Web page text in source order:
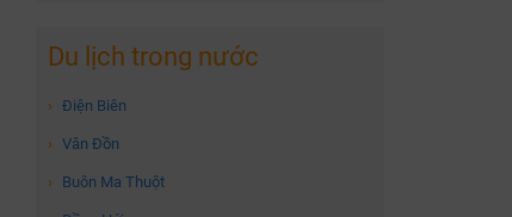
Du lịch trong nước
› Điện Biên
› Vân Đồn
› Buôn Ma Thuột